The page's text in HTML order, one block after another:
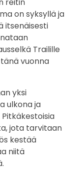
reitin
on syksyllä ja
itsenäisesti
Trailille
vuonna
yksi
ulkona ja
jota tarvitaan
kestää
niitä